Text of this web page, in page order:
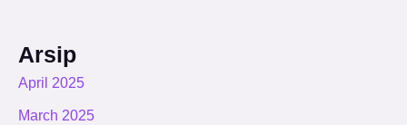
Arsip
April 2025
March 2025